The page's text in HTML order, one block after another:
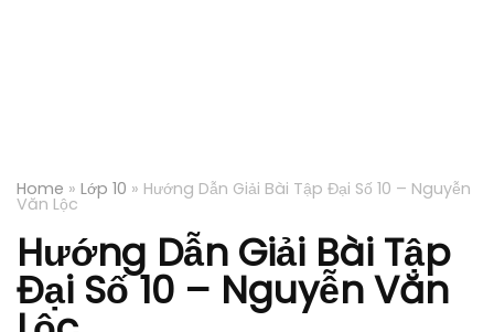
Home » Lớp 10 » Hướng Dẫn Giải Bài Tập Đại Số 10 – Nguyễn
Văn Lộc
Hướng Dẫn Giải Bài Tập
Đại Số 10 – Nguyễn Văn